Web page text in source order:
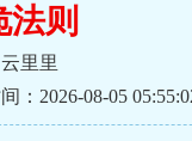
法则
里里
：2026-08-05